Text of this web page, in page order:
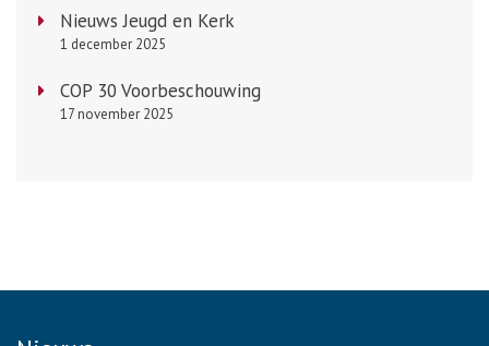
Nieuws Jeugd en Kerk
1 december 2025
COP 30 Voorbeschouwing
17 november 2025